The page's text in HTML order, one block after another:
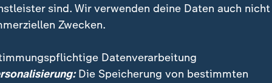
sind. Wir verwenden deine Daten auch nicht
Zwecken.
Datenverarbeitung
Die Speicherung von bestimmten